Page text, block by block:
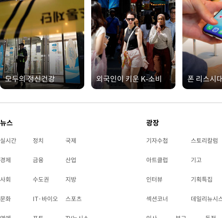
모두의 정신건강 외국인이 키운 K-소비 폰 리스시
뉴스
실시간 정치 국제
경제 금융 산업
사회 수도권 지방
문화 IT·바이오 스포츠
광장
기자수첩 스토리칼럼
아트클럽 기고
인터뷰 기획특집
섹션코너 데일리뉴시